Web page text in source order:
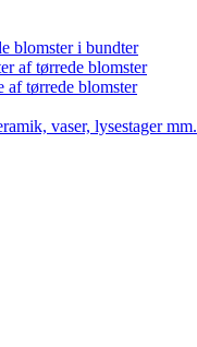
blomster i bundter
af tørrede blomster
af tørrede blomster
vaser, lysestager mm.